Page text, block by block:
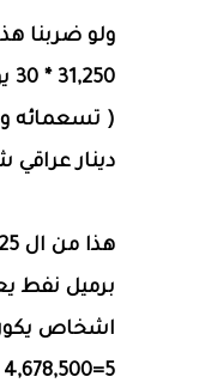
ولو ضربنا هذا الرقم
31,250 * 30 يوم = 937,500
( تسعمائه
دينار
برميل نفط
5=4,678,500